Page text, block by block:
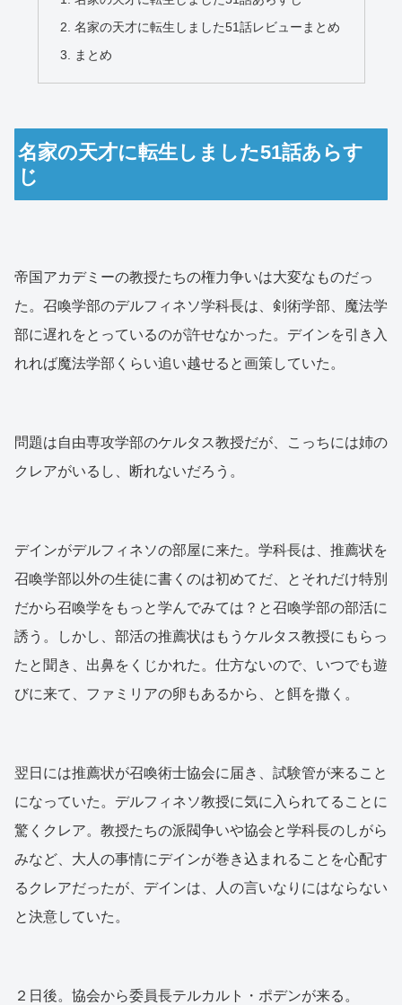
名家の天才に転生しました51話レビューまとめ
まとめ
名家の天才に転生しました51話あらす
じ
帝国アカデミーの教授たちの権力争いは大変なものだっ
た。召喚学部のデルフィネソ学科長は、剣術学部、魔法学
部に遅れをとっているのが許せなかった。デインを引き入
れれば魔法学部くらい追い越せると画策していた。
問題は自由専攻学部のケルタス教授だが、こっちには姉の
クレアがいるし、断れないだろう。
デインがデルフィネソの部屋に来た。学科長は、推薦状を
召喚学部以外の生徒に書くのは初めてだ、とそれだけ特別
だから召喚学をもっと学んでみては？と召喚学部の部活に
誘う。しかし、部活の推薦状はもうケルタス教授にもらっ
たと聞き、出鼻をくじかれた。仕方ないので、いつでも遊
びに来て、ファミリアの卵もあるから、と餌を撒く。
翌日には推薦状が召喚術士協会に届き、試験管が来ること
になっていた。デルフィネソ教授に気に入られてることに
驚くクレア。教授たちの派閥争いや協会と学科長のしがら
みなど、大人の事情にデインが巻き込まれることを心配す
るクレアだったが、デインは、人の言いなりにはならない
と決意していた。
２日後。協会から委員長テルカルト・ポデンが来る。